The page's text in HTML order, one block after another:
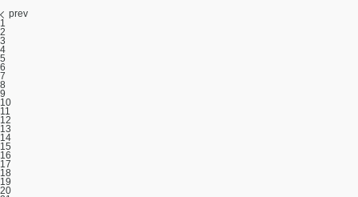
prev
1
2
3
4
5
6
7
8
9
10
11
12
13
14
15
16
17
18
19
20